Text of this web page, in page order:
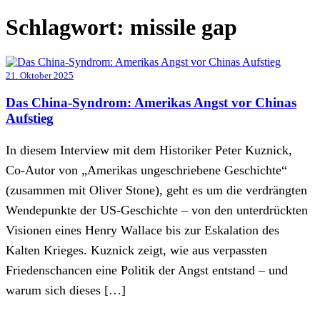
Schlagwort: missile gap
21. Oktober 2025
Das China-Syndrom: Amerikas Angst vor Chinas
Aufstieg
In diesem Interview mit dem Historiker Peter Kuznick,
Co-Autor von „Amerikas ungeschriebene Geschichte“
(zusammen mit Oliver Stone), geht es um die verdrängten
Wendepunkte der US-Geschichte – von den unterdrückten
Visionen eines Henry Wallace bis zur Eskalation des
Kalten Krieges. Kuznick zeigt, wie aus verpassten
Friedenschancen eine Politik der Angst entstand – und
warum sich dieses […]